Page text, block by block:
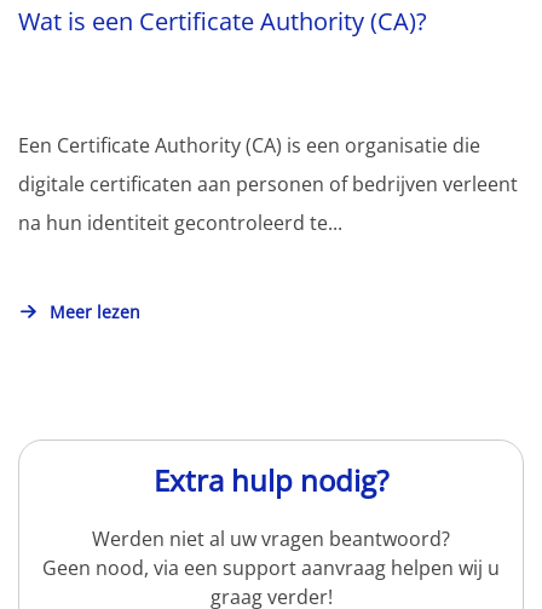
Wat is een Certificate Authority (CA)?
Een Certificate Authority (CA) is een organisatie die
digitale certificaten aan personen of bedrijven verleent
na hun identiteit gecontroleerd te...
Meer lezen
Extra hulp nodig?
Werden niet al uw vragen beantwoord?
Geen nood, via een support aanvraag helpen wij u
graag verder!